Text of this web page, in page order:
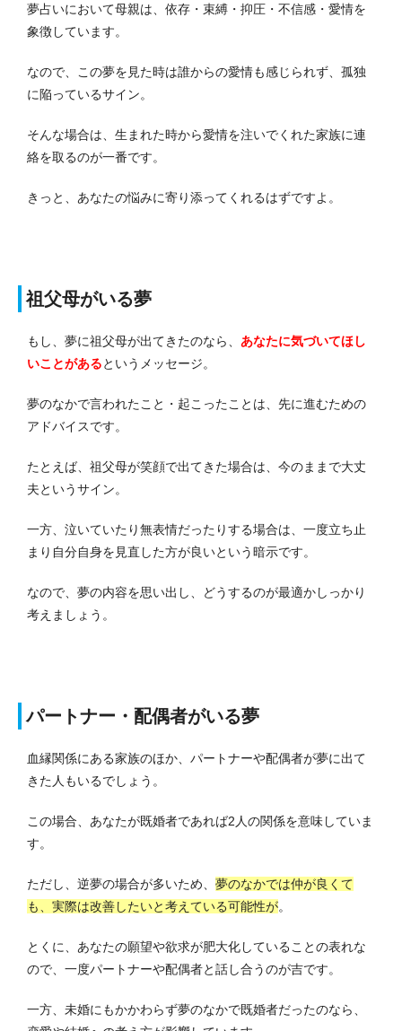
夢占いにおいて母親は、依存・束縛・抑圧・不信感・愛情を
象徴しています。
なので、この夢を見た時は誰からの愛情も感じられず、孤独
に陥っているサイン。
そんな場合は、生まれた時から愛情を注いでくれた家族に連
絡を取るのが一番です。
きっと、あなたの悩みに寄り添ってくれるはずですよ。
祖父母がいる夢
もし、夢に祖父母が出てきたのなら、 あなたに気づいてほし
いことがあるというメッセージ。
夢のなかで言われたこと・起こったことは、先に進むための
アドバイスです。
たとえば、祖父母が笑顔で出てきた場合は、今のままで大丈
夫というサイン。
一方、泣いていたり無表情だったりする場合は、一度立ち止
まり自分自身を見直した方が良いという暗示です。
なので、夢の内容を思い出し、どうするのが最適かしっかり
考えましょう。
パートナー・配偶者がいる夢
血縁関係にある家族のほか、パートナーや配偶者が夢に出て
きた人もいるでしょう。
この場合、あなたが既婚者であれば2人の関係を意味していま
す。
ただし、逆夢の場合が多いため、 夢のなかでは仲が良くて
も、実際は改善したいと考えている可能性が。
とくに、あなたの願望や欲求が肥大化していることの表れな
ので、一度パートナーや配偶者と話し合うのが吉です。
一方、未婚にもかかわらず夢のなかで既婚者だったのなら、